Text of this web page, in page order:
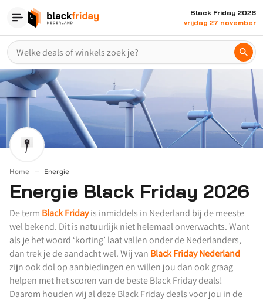
Black Friday 2026
vrijdag 27 november
Home Energie
Energie Black Friday 2026
De term Black Fridayis inmiddels in Nederland bij de meeste
wel bekend. Dit is natuurlijk niet helemaal onverwachts. Want
als je het woord ‘korting’ laat vallen onder de Nederlanders,
dan trek je de aandacht wel. Wij van Black Friday Nederland
zijn ook dol op aanbiedingen en willen jou dan ook graag
helpen met het scoren van de beste Black Friday deals!
Daarom houden wij al deze Black Friday deals voor jou in de